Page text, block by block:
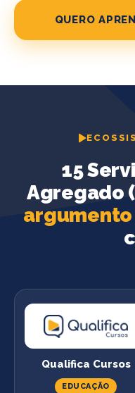
QUERO
15
Agregado
argumento
Qualifica Cursos
EDUCAÇÃO